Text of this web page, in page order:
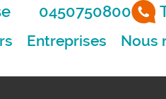
0450750800
Entreprises Nous